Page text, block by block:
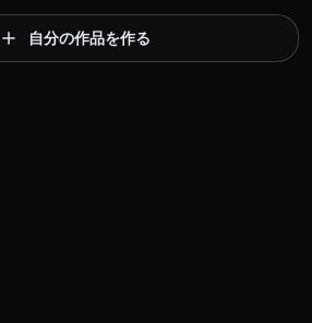
自分の作品を作る